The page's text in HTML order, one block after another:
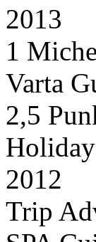
2013
1
Varta
2,5
2012
Trip